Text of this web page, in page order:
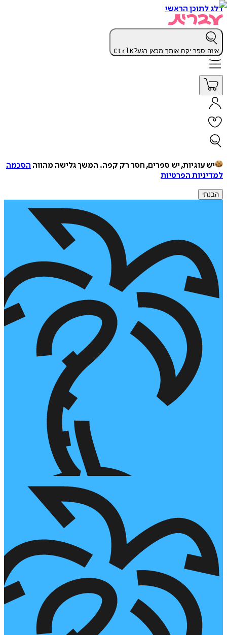
דלג לתוכן הראשי
איזה ספר יקח אותך מכאן רגע? CtrlK
יש עוגיות, יש ספרים, חסר רק קפה. המשך גלישה מהווה הסכמה
למדיניות הפרטיות
הבנתי